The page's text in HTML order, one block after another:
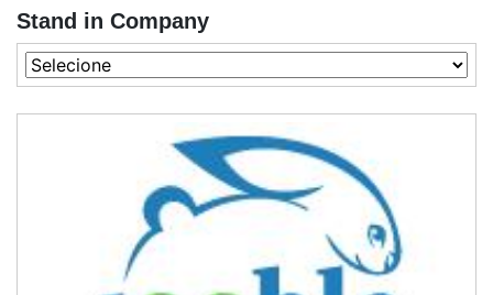
Stand in Company